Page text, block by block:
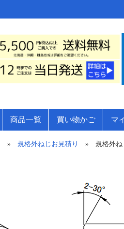
商品一覧 買い物かご マ
» 規格外ねじお見積り » 規格外ね